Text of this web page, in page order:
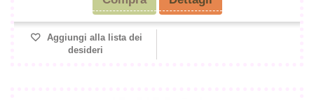
Aggiungi alla lista dei
desideri